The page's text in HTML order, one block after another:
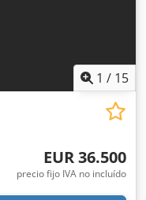
1 / 15
EUR 36.500
precio fijo IVA no incluído